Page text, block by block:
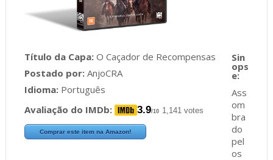
Título da Capa:O Caçador de Recompensas
Postado por:AnjoCRA
Idioma:Português
Avaliação do IMDb:
3.9/10 1,141 votes
Comprar este item na Amazon!
Ass
om
bra
do
pel
os